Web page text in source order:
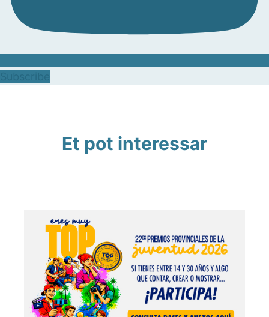
Et pot interessar